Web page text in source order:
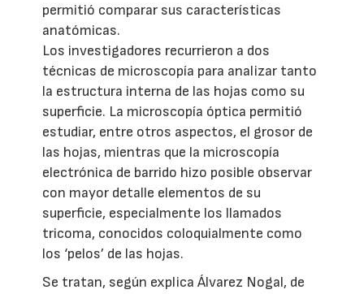
permitió comparar sus características
anatómicas.
Los investigadores recurrieron a dos
técnicas de microscopía para analizar tanto
la estructura interna de las hojas como su
superficie. La microscopía óptica permitió
estudiar, entre otros aspectos, el grosor de
las hojas, mientras que la microscopía
electrónica de barrido hizo posible observar
con mayor detalle elementos de su
superficie, especialmente los llamados
tricoma, conocidos coloquialmente como
los ‘pelos’ de las hojas.
Se tratan, según explica Álvarez Nogal, de